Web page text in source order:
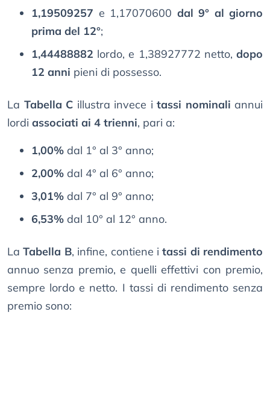
1,19509257 e 1,17070600 dal 9° al giorno
prima del 12°;
1,44488882 lordo, e 1,38927772 netto, dopo
12 anni pieni di possesso.
La Tabella C illustra invece i tassi nominali annui
lordi associati ai 4 trienni, pari a:
1,00% dal 1° al 3° anno;
2,00% dal 4° al 6° anno;
3,01% dal 7° al 9° anno;
6,53% dal 10° al 12° anno.
LaTabella B, infine, contiene itassi di rendimento
annuo senza premio, e quelli effettivi con premio,
sempre lordo e netto. I tassi di rendimento senza
premio sono: